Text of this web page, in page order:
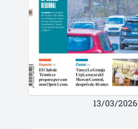
13/03/2026